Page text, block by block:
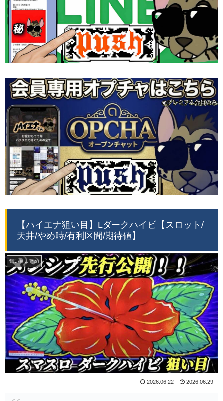
【ハイエナ狙い目】Lダークハイビ【スロット/
天井/やめ時/有利区間/期待値】
狙い目まとめ
2026.06.22 2026.06.29